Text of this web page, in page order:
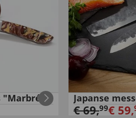
"Marbrée" Japanse
€69,99€ 59,